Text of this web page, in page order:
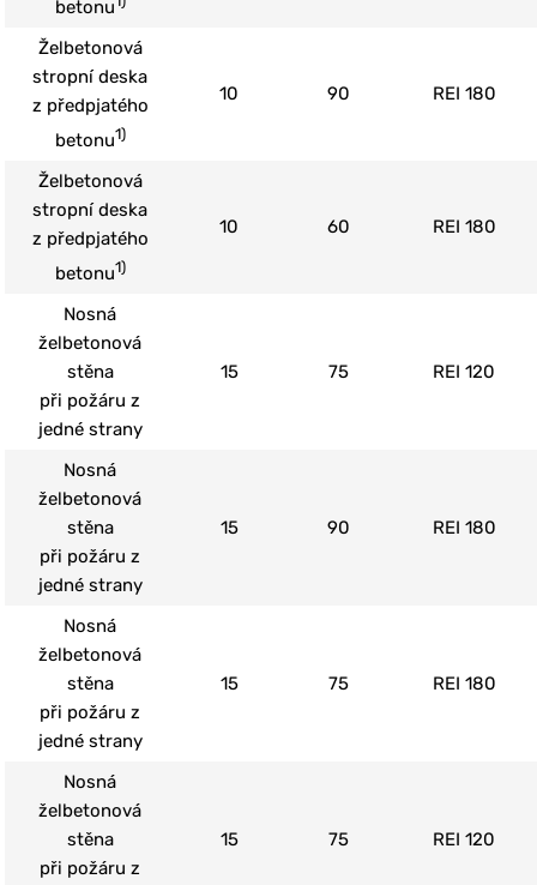
betonu
Želbetonová
stropní deska
z předpjatého
betonu1)
10 90 REI 180
Želbetonová
stropní deska
z předpjatého
betonu1)
10 60 REI 180
Nosná
želbetonová
stěna
při požáru z
jedné strany
15 75 REI 120
Nosná
želbetonová
stěna
při požáru z
jedné strany
15 90 REI 180
Nosná
želbetonová
stěna
při požáru z
jedné strany
15 75 REI 180
Nosná
želbetonová
stěna
při požáru z
15 75 REI 120